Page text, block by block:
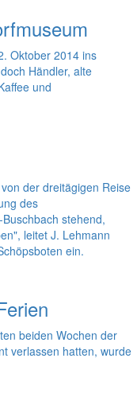
Oktober 2014 ins
Händler, alte
und
der dreitägigen Reise
des
stehend,
leitet J. Lehmann
ein.
beiden Wochen der
verlassen hatten, wurde